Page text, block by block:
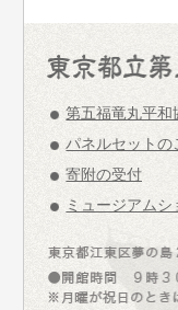
第五福竜丸平和
パネルセットの
寄附の受付
ミュージアムシ